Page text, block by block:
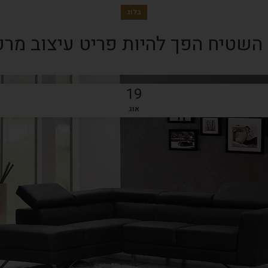
בלוג
השטיח הפך להיות פריט עיצוב
19
אוג